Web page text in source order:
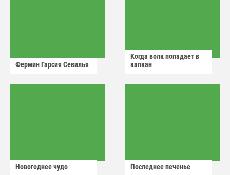
Фермин Гарсия Севилья
Когда волк попадает в
капкан
Новогоднее чудо Последнее печенье